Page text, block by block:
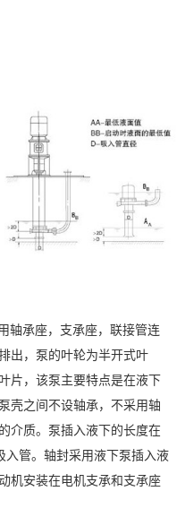
轴承座，支承座，联接管连
出，泵的叶轮为半开式叶
片，该泵主要特点是在液下
壳之间不设轴承，不采用轴
介质。泵插入液下的长度在
管。轴封采用液下泵插入液
机安装在电机支承和支承座